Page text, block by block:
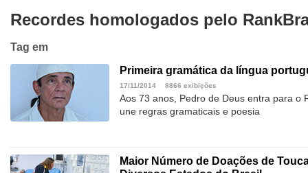
Recordes homologados pelo
Tag em
Primeira gramática da língua
17/11/2014 8866 exibições
Aos 73 anos, Pedro de Deus entra para o
une regras gramaticais e poesia
Maior Número de Doações de